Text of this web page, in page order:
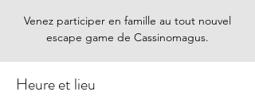
Venez participer en famille au tout nouvel
escape game de Cassinomagus.
Heure et lieu